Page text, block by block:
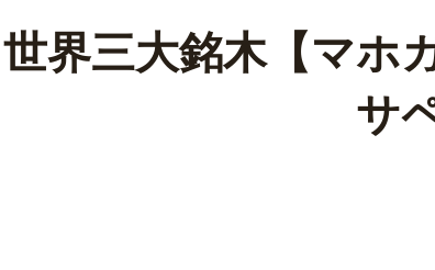
世界三大銘木【マホ
サ